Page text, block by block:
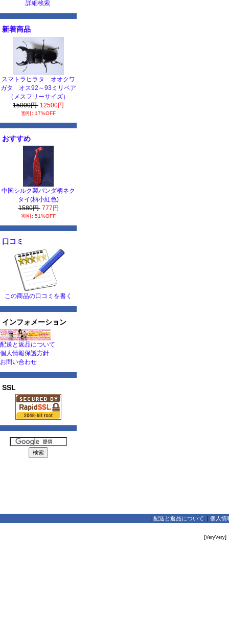
詳細検索
新着商品
スマトラヒラタ オオクワ
ガタ オス92～93ミリペア
（メスフリーサイズ）
15000円 12500円
割引: 17%OFF
おすすめ
中国シルク製パンダ柄ネク
タイ(柄小紅色)
1580円 777円
割引: 51%OFF
口コミ
この商品の口コミを書く
インフォメーション
配送と返品について
個人情報保護方針
お問い合わせ
SSL
| 配送と返品について | 個人情
[VeryVery]